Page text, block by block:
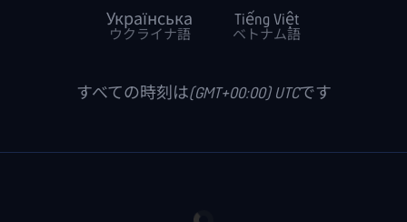
Українська
ウクライナ語
Tiếng Việt
ベトナム語
すべての時刻は(GMT+00:00) UTCです